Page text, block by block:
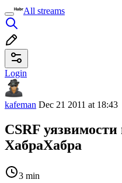
All streams
Login
kafeman Dec 21 2011 at 18:43
CSRF
ХабраХабра
3 min